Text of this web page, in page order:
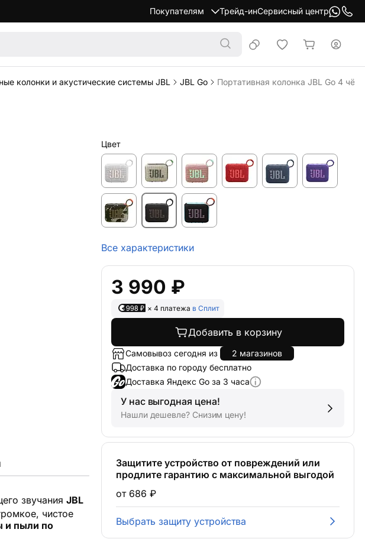
Покупателям Трейд-инСервисный центр
колонки и акустические системы JBL JBL Go Портативная колонка JBL Go 4
звучания JBL
чистое
и пыли по
Цвет
Все характеристики
3 990 ₽
998 ₽ × 4 платежа в Сплит
Добавить в корзину
Самовывоз сегодня из
2 магазинов
Доставка по городу бесплатно
Доставка Яндекс Go за 3 часа
У нас выгодная цена!
Нашли дешевле? Снизим цену!
Защитите устройство от повреждений или
продлите гарантию с максимальной выгодой
от 686 ₽
Выбрать защиту устройства